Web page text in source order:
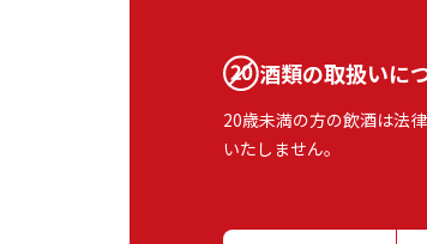
酒類の取扱いに
20歳未満の方の飲酒は法
いたしません。